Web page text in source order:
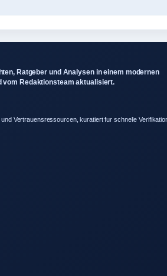
Ratgeber und Analysen in einem modernen
vom Redaktionsteam aktualisiert.
Vertrauensressourcen, kuratiert fur schnelle